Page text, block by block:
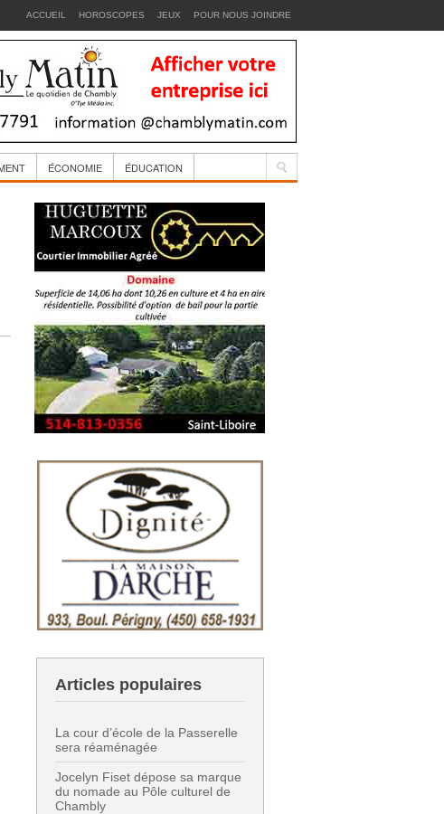
ACCUEIL HOROSCOPES JEUX POUR NOUS JOINDRE
ÉCONOMIE ÉDUCATION
Articles populaires
La cour d’école de la Passerelle
sera réaménagée
Jocelyn Fiset dépose sa marque
du nomade au Pôle culturel de
Chambly